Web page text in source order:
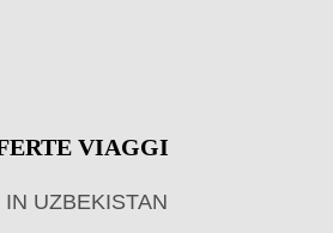
VIAGGI
UZBEKISTAN